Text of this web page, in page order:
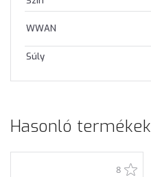
WWAN
Súly
Hasonló termékek
8